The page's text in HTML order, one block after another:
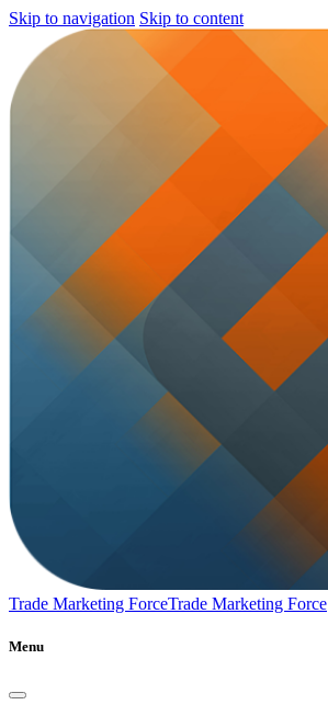
Skip to navigation Skip to content
Trade Marketing ForceTrade Marketing Force
Menu